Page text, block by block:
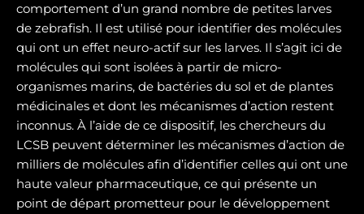
comportement d’un grand nombre de petites larves
de zebrafish. Il est utilisé pour identifier des molécules
qui ont un effet neuro-actif sur les larves. Il s’agit ici de
molécules qui sont isolées à partir de micro-
organismes marins, de bactéries du sol et de plantes
médicinales et dont les mécanismes d’action restent
inconnus. À l’aide de ce dispositif, les chercheurs du
LCSB peuvent déterminer les mécanismes d’action de
milliers de molécules afin d’identifier celles qui ont une
haute valeur pharmaceutique, ce qui présente un
point de départ prometteur pour le développement